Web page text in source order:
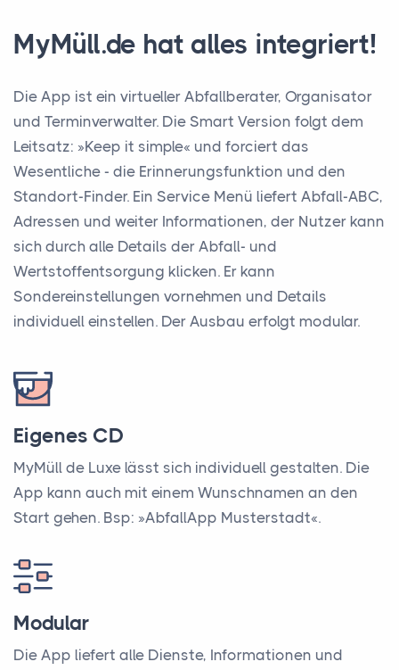
MyMüll.de hat alles integriert!
Die App ist ein virtueller Abfallberater, Organisator
und Terminverwalter. Die Smart Version folgt dem
Leitsatz: »Keep it simple« und forciert das
Wesentliche - die Erinnerungsfunktion und den
Standort-Finder. Ein Service Menü liefert Abfall-ABC,
Adressen und weiter Informationen, der Nutzer kann
sich durch alle Details der Abfall- und
Wertstoffentsorgung klicken. Er kann
Sondereinstellungen vornehmen und Details
individuell einstellen. Der Ausbau erfolgt modular.
Eigenes CD
MyMüll de Luxe lässt sich individuell gestalten. Die
App kann auch mit einem Wunschnamen an den
Start gehen. Bsp: »AbfallApp Musterstadt«.
Modular
Die App liefert alle Dienste, Informationen und